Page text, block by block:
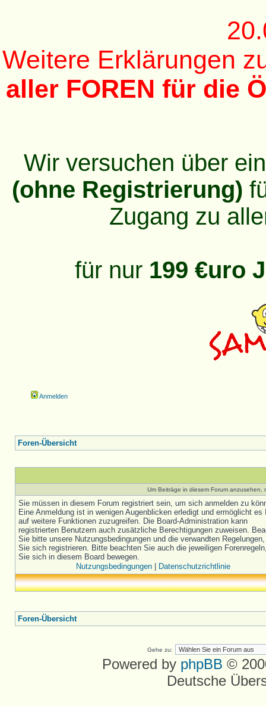
Weitere Erklärungen
aller FOREN für die
Wir versuchen über
(ohne Registrierung)
Zugang zu
für nur 199 €uro
Anmelden
Foren-Übersicht
Um Beiträge in diesem Forum
Sie müssen in diesem Forum registriert sein, um sich anmelden zu
Eine Anmeldung ist in wenigen Augenblicken erledigt und ermöglicht es
auf weitere Funktionen zuzugreifen. Die Board-Administration kann
registrierten Benutzern auch zusätzliche Berechtigungen zuweisen.
Sie bitte unsere Nutzungsbedingungen und die verwandten
Sie sich registrieren. Bitte beachten Sie auch die jeweiligen
Sie sich in diesem Board bewegen.
Nutzungsbedingungen| Datenschutzrichtlinie
Foren-Übersicht
Gehe zu:
Powered by phpBB ©
Deutsche